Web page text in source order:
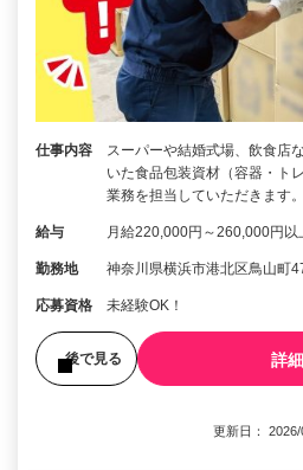
仕事内容
スーパーや結婚式場、飲食店
いた食品包装資材（容器・ト
業務を担当していただきます
給与 月給220,000円～260,000円
勤務地 神奈川県横浜市港北区鳥山町
応募資格 未経験OK！
後で見る 詳
更新日：